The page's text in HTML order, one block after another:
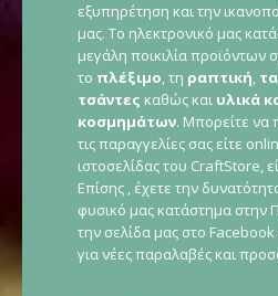
εξυπηρέτηση και την
μας. Το ηλεκτρονικό μας
μεγάλη ποικιλία προϊόντων
το πλέξιμο, τη ραπτική,
τσάντες καθώς και υλικά
κοσμημάτων. Μπορείτε να
τις παραγγελίες σας είτε
ιστοσελίδας του CraftStore,
Επίσης , έχετε την
φυσικό μας κατάστημα στην
την σελίδα μας στο
για νέες παραλαβές και